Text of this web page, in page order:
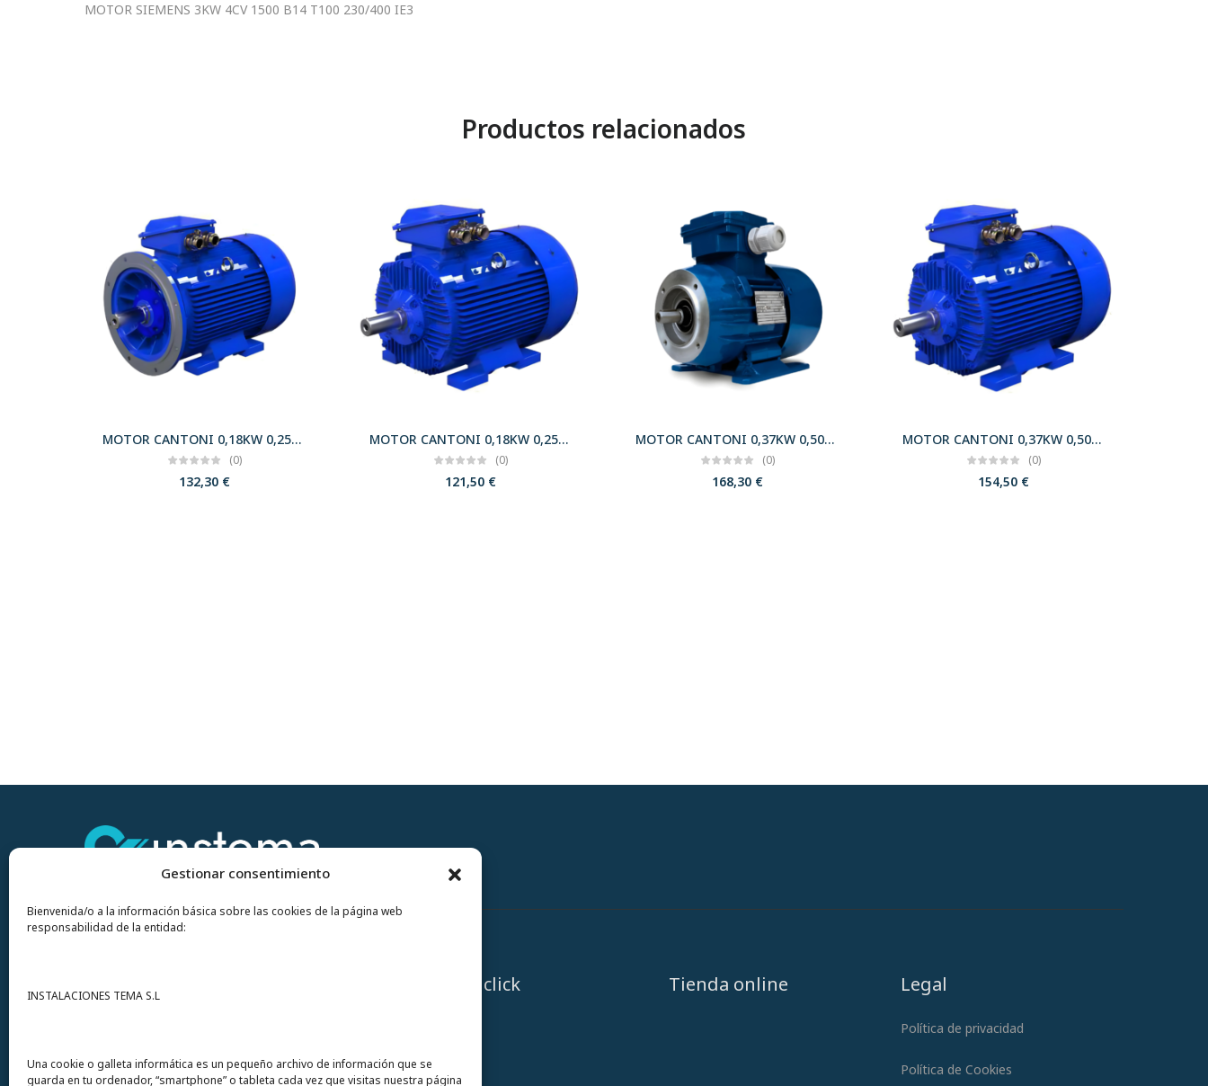
Gestionar consentimiento
Bienvenida/o a la información básica sobre las cookies de la página web
responsabilidad de la entidad:
INSTALACIONES TEMA S.L
Una cookie o galleta informática es un pequeño archivo de información que se
guarda en tu ordenador, “smartphone” o tableta cada vez que visitas nuestra página
MOTOR SIEMENS 3KW 4CV 1500 B14 T100 230/400 IE3
Productos relacionados
MOTOR CANTONI 0,18KW 0,25CV 3000 B35 T63 230/400 IE2
(0)
132,30 €
MOTOR CANTONI 0,18KW 0,25CV 3000 B3 T63 230/400 IE2
(0)
121,50 €
MOTOR CANTONI 0,37KW 0,50CV 3000 B34 T71 230/400 IE2
(0)
168,30 €
MOTOR CANTONI 0,37KW 0,50CV 3000 B3 T71 230/400 IE2
(0)
154,50 €
S.L. Avda del Mar 72
A un click Tienda online Legal
Política de privacidad
Política de Cookies